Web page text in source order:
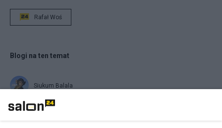
Rafał Woś
Blogi na ten temat
Siukum Balala